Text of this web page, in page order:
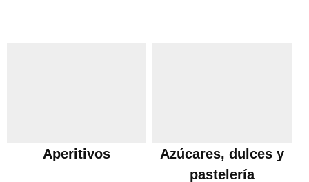
Aperitivos
Azúcares, dulces y
pastelería